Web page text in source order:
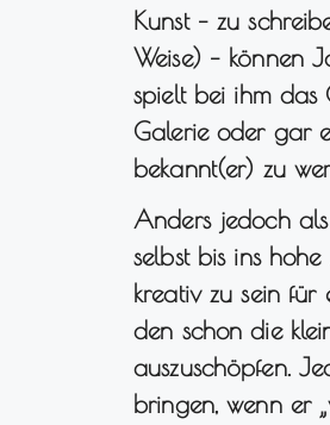
Kunst – zu
Weise) – können
spielt bei ihm das
Galerie oder gar
bekannt(er) zu
Anders jedoch
selbst bis ins
kreativ zu sein für
den schon die
auszuschöpfen.
bringen, wenn er